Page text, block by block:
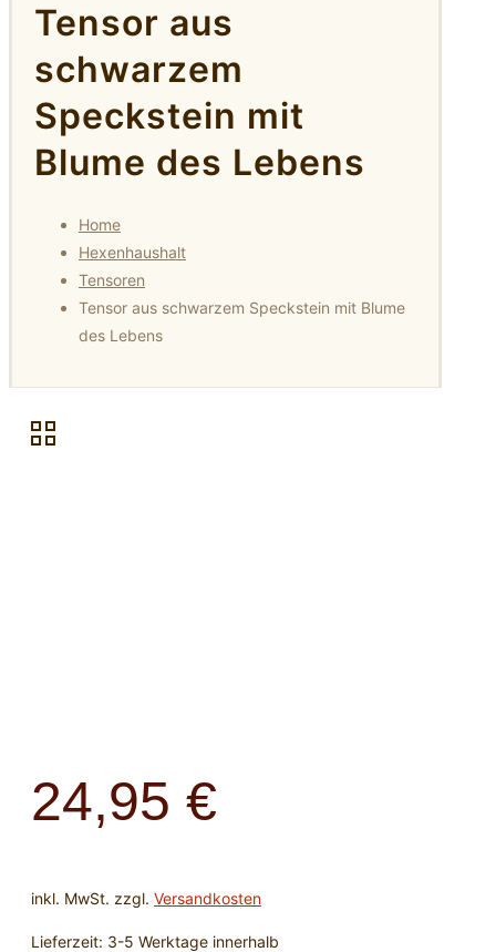
Tensor aus
schwarzem
Speckstein mit
Blume des Lebens
Home
Hexenhaushalt
Tensoren
Tensor aus schwarzem Speckstein mit Blume
des Lebens
24,95 €
inkl. MwSt. zzgl. Versandkosten
Lieferzeit: 3-5 Werktage innerhalb